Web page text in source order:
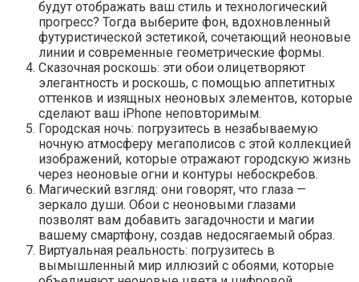
будут отображать ваш стиль и технологический
прогресс? Тогда выберите фон, вдохновленный
футуристической эстетикой, сочетающий неоновые
линии и современные геометрические формы.
Сказочная роскошь: эти обои олицетворяют
элегантность и роскошь, с помощью аппетитных
оттенков и изящных неоновых элементов, которые
сделают ваш iPhone неповторимым.
Городская ночь: погрузитесь в незабываемую
ночную атмосферу мегаполисов с этой коллекцией
изображений, которые отражают городскую жизнь
через неоновые огни и контуры небоскребов.
Магический взгляд: они говорят, что глаза —
зеркало души. Обои с неоновыми глазами
позволят вам добавить загадочности и магии
вашему смартфону, создав недосягаемый образ.
Виртуальная реальность: погрузитесь в
вымышленный мир иллюзий с обоями, которые